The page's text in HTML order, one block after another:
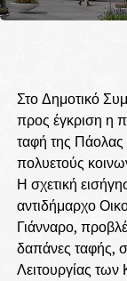
Στο Δημοτικό
προς έγκριση η
ταφή της Πάολας
πολυετούς
Η σχετική
αντιδήμαρχο
Γιάνναρο,
δαπάνες ταφής,
Λειτουργίας